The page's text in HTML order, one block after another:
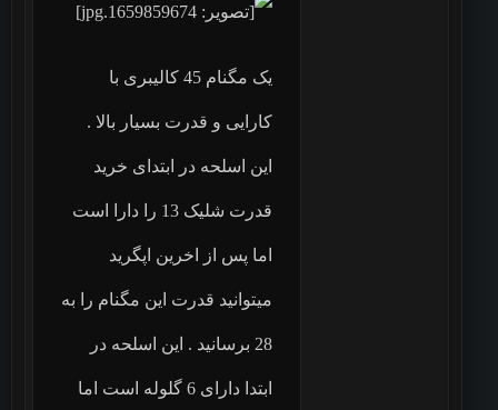
یک مگنام 45 کالیبری با
کارایی و قدرت بسیار بالا .
این اسلحه در ابتدای خرید
قدرت شلیک 13 را دارا است
اما پس از اخرین اپگرید
میتوانید قدرت این مگنام را به
28 برسانید . این اسلحه در
ابتدا دارای 6 گلوله است اما